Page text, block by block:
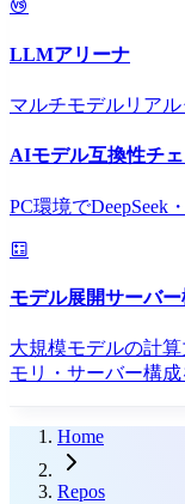
LLMアリーナ
マルチモデルリア
AIモデル互換性チ
PC環境でDeepSeek
モデル展開サーバ
大規模モデルの計
モリ・サーバー構
Home
Repos